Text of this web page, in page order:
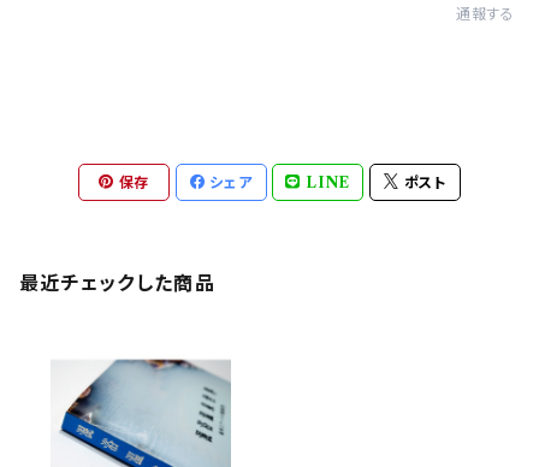
通報する
保存 シェア LINE ポスト
最近チェックした商品